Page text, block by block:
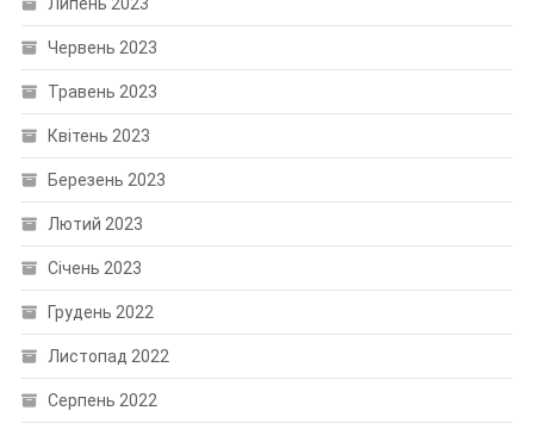
Червень 2023
Травень 2023
Квітень 2023
Березень 2023
Лютий 2023
Січень 2023
Грудень 2022
Листопад 2022
Серпень 2022